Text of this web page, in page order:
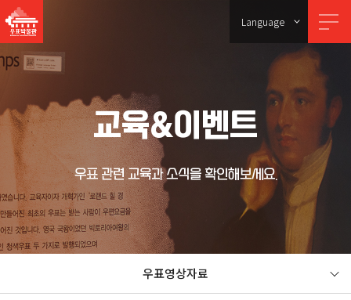
Language
교육&이벤트
우표 관련 교육과 소식을 확인해보세요.
우표영상자료